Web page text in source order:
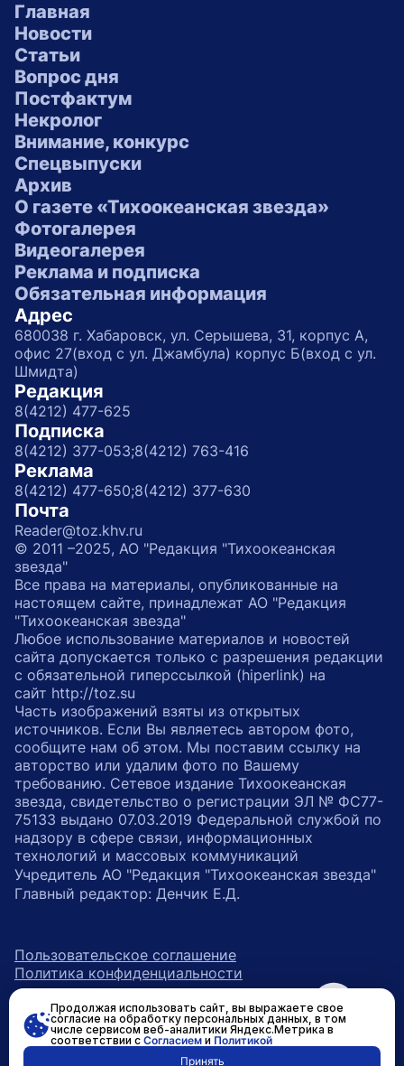
Главная
Новости
Статьи
Вопрос дня
Постфактум
Некролог
Внимание, конкурс
Спецвыпуски
Архив
О газете «Тихоокеанская звезда»
Фотогалерея
Видеогалерея
Реклама и подписка
Обязательная информация
Адрес
680038 г. Хабаровск, ул. Серышева, 31, корпус А,
офис 27(вход с ул. Джамбула) корпус Б(вход с ул.
Шмидта)
Редакция
8(4212) 477-625
Подписка
8(4212) 377-053;8(4212) 763-416
Реклама
8(4212) 477-650;8(4212) 377-630
Почта
Reader@toz.khv.ru
© 2011 –2025, АО "Редакция "Тихоокеанская
звезда"
Все права на материалы, опубликованные на
настоящем сайте, принадлежат АО "Редакция
"Тихоокеанская звезда"
Любое использование материалов и новостей
сайта допускается только с разрешения редакции
с обязательной гиперссылкой (hiperlink) на
сайт http://toz.su
Часть изображений взяты из открытых
источников. Если Вы являетесь автором фото,
сообщите нам об этом. Мы поставим ссылку на
авторство или удалим фото по Вашему
требованию. Сетевое издание Тихоокеанская
звезда, свидетельство о регистрации ЭЛ № ФС77-
75133 выдано 07.03.2019 Федеральной службой по
надзору в сфере связи, информационных
технологий и массовых коммуникаций
Учредитель АО "Редакция "Тихоокеанская звезда"
Главный редактор: Денчик Е.Д.
Пользовательское соглашение
Политика конфиденциальности
ссылка на главную
возрастное ограничение 16+
ссылка на страницу в Вконтакте
ссылка на страницу в
ссылка на канал в
Продолжая использовать сайт, вы выражаете свое
согласие на обработку персональных данных, в том
числе сервисом веб-аналитики Яндекс.Метрика в
соответствии с Согласиеми Политикой
Принять